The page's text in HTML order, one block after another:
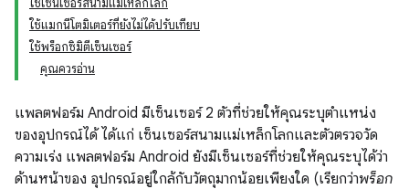
ใช้เซ็นเซอร์สนามแม่เหล็กโลก
ใช้แมกนีโตมิเตอร์ที่ยังไม่ได้ปรับเทียบ
ใช้พร็อกซิมิตีเซ็นเซอร์
คุณควรอ่าน
แพลตฟอร์ม Android มีเซ็นเซอร์ 2 ตัวที่ช่วยให้คุณระบุตำแหน่ง
ของอุปกรณ์ได้ ได้แก่ เซ็นเซอร์สนามแม่เหล็กโลกและตัวตรวจวัด
ความเร่ง แพลตฟอร์ม Android ยังมีเซ็นเซอร์ที่ช่วยให้คุณระบุได้ว่า
ด้านหน้าของ อุปกรณ์อยู่ใกล้กับวัตถุมากน้อยเพียงใด (เรียกว่าพร็อก